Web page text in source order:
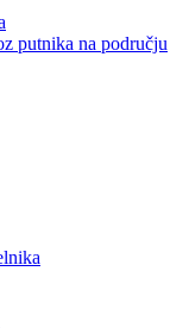
putnika na području